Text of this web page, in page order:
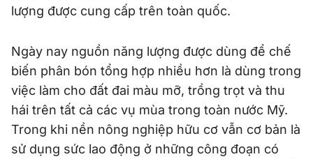
lượng được cung cấp trên toàn quốc.
Ngày nay nguồn năng lượng được dùng để chế
biến phân bón tổng hợp nhiều hơn là dùng trong
việc làm cho đất đai màu mỡ, trồng trọt và thu
hái trên tất cả các vụ mùa trong toàn nước Mỹ.
Trong khi nền nông nghiệp hữu cơ vẫn cơ bản là
sử dụng sức lao động ở những công đoạn có